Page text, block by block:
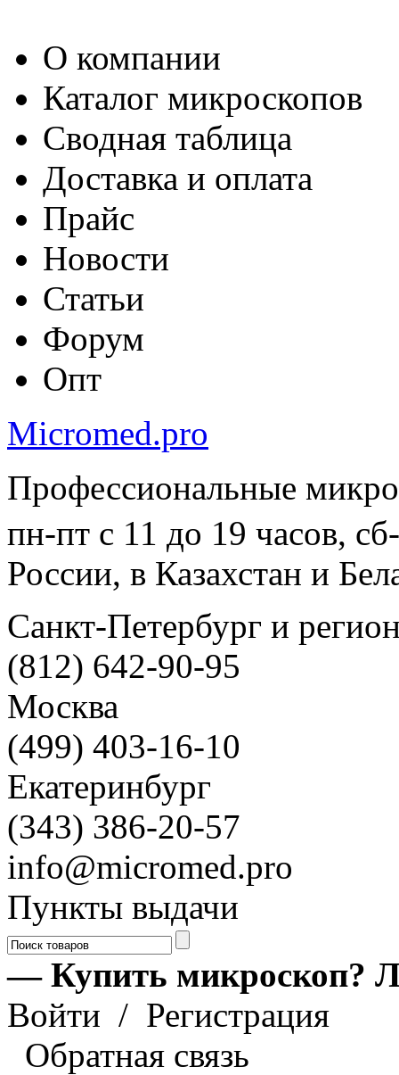
О компании
Каталог микроскопов
Сводная таблица
Доставка и оплата
Прайс
Новости
Статьи
Форум
Опт
Micromed.pro
Профессиональные
пн-пт с 11 до 19 часов,
России, в Казахстан и
Санкт-Петербург и
(812) 642-90-95
Москва
(499) 403-16-10
Екатеринбург
(343) 386-20-57
info@micromed.pro
Пункты выдачи
— Купить микроскоп?
Войти / Регистрация
Обратная связь